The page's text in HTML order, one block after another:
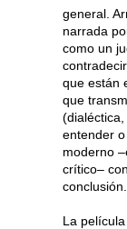
general.
narrada
como un
que están
que
entender
moderno
crítico–
conclusión.
La